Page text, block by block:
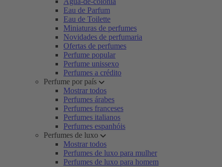
Eau de Parfum
Eau de Toilette
Miniaturas de perfumes
Novidades de perfumaria
Ofertas de perfumes
Perfume popular
Perfume unissexo
Perfumes a crédito
Perfume por país
Mostrar todos
Perfumes árabes
Perfumes franceses
Perfumes italianos
Perfumes espanhóis
Perfumes de luxo
Mostrar todos
Perfumes de luxo para mulher
Perfumes de luxo para homem